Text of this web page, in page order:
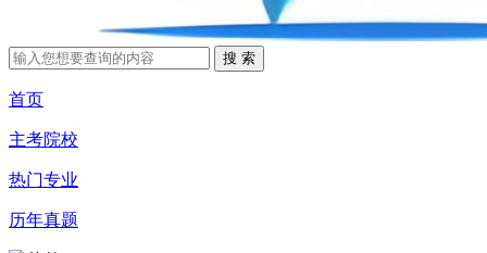
首页
主考院校
热门专业
历年真题